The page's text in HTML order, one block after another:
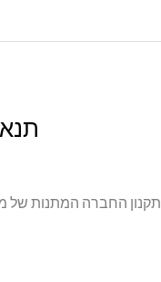
תקנון החברה המתנות של